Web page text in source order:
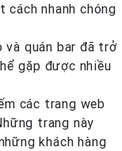
cách nhanh chóng
và quán bar đã trở
gặp được nhiều
các trang web
trang này
khách hàng